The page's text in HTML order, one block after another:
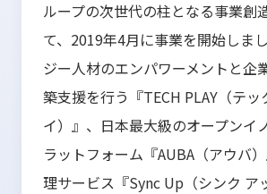
ループの次世代の柱となる事業創
て、2019年4月に事業を開始しま
ジー人材のエンパワーメントと企
築支援を行う『TECH PLAY（テッ
イ）』、日本最大級のオープンイ
ラットフォーム『AUBA（アウバ
理サービス『Sync Up（シンク ア